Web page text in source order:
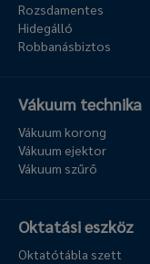
Rozsdamentes
Hidegálló
Robbanásbiztos
Vákuum technika
Vákuum korong
Vákuum ejektor
Vákuum szűrő
Oktatási eszköz
Oktatótábla szett